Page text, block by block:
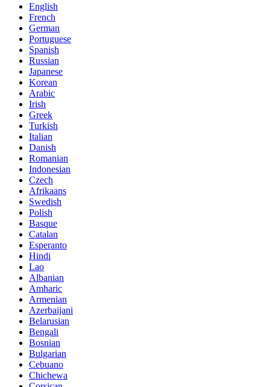
English
French
German
Portuguese
Spanish
Russian
Japanese
Korean
Arabic
Irish
Greek
Turkish
Italian
Danish
Romanian
Indonesian
Czech
Afrikaans
Swedish
Polish
Basque
Catalan
Esperanto
Hindi
Lao
Albanian
Amharic
Armenian
Azerbaijani
Belarusian
Bengali
Bosnian
Bulgarian
Cebuano
Chichewa